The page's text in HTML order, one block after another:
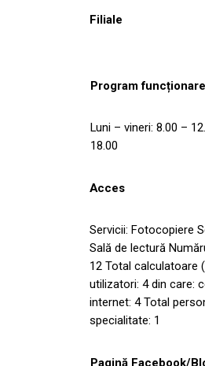
Filiale
Program funcționare
Luni – vineri: 8.00 –
18.00
Acces
Servicii: Fotocopiere
Sală de lectură
12 Total calculatoare
utilizatori: 4 din care:
internet: 4 Total
specialitate: 1
Pagină Facebook/